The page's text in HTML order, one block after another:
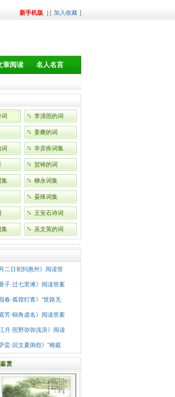
新手机版 | [ 加入收藏 ]
章阅读 名人名言
李清照的词
姜夔的词
辛弃疾词集
贺铸的词
集 柳永词集
晏殊词集
王安石诗词
集 吴文英的词
二日初到惠州》阅读答
子·过七里滩》阅读答案
春·孤馆灯青》“世路无
芳·蜗角虚名》阅读答案
月·照野弥弥浅浪》阅读
蛮·回文夏闺怨》“柳庭
赏